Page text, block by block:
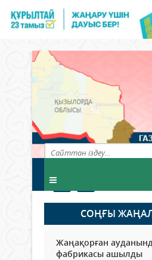
СОҢҒЫ
Жаңақорған
фабрикасы ашылды